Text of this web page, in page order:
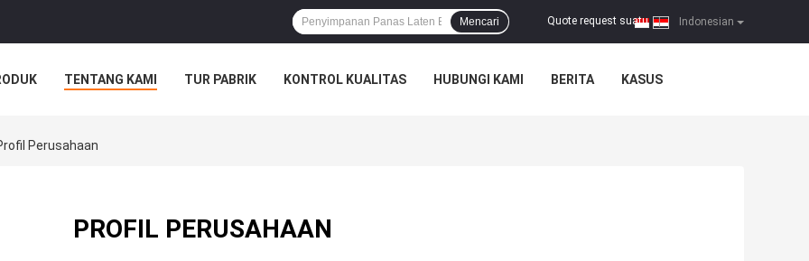
Indonesian
Quote request suatu |
Mencari
TENTANG KAMI TUR PABRIK KONTROL KUALITAS HUBUNGI KAMI BERITA KASUS
Perusahaan
PROFIL PERUSAHAAN